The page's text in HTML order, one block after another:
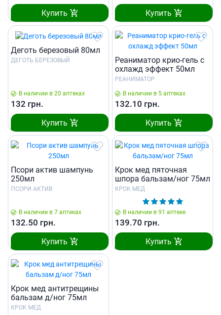
Купить Купить
Деготь березовый 80мл
ДЕГОТЬ БЕРЕЗОВЫЙ
В наличии в 20 аптеках
132 грн.
Купить
Реаниматор крио-гель с
охлажд эффект 50мл
РЕАНИМАТОР
В наличии в 5 аптеках
132.10 грн.
Купить
Псори актив шампунь
250мл
ПСОРИ АКТИВ
В наличии в 7 аптеках
132.50 грн.
Купить
Крок мед пяточная
шпора бальзам/ног 75мл
КРОК МЕД
В наличии в 91 аптеке
139.70 грн.
Купить
Крок мед антитрещины
бальзам д/ног 75мл
КРОК МЕД